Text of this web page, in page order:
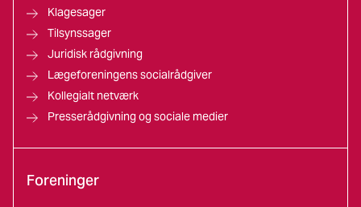
Klagesager
Tilsynssager
Juridisk rådgivning
Lægeforeningens socialrådgiver
Kollegialt netværk
Presserådgivning og sociale medier
Foreninger